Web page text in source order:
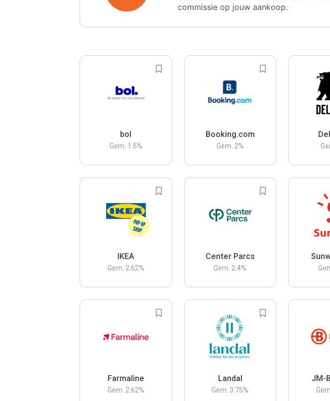
commissie op jouw aankoop.
bol
Gem. 1.5%
Booking.com
Gem. 2%
IKEA
Gem. 2.62%
Center Parcs
Gem. 2.4%
Farmaline
Gem. 2.62%
Landal
Gem. 3.75%
JM-
Gem.